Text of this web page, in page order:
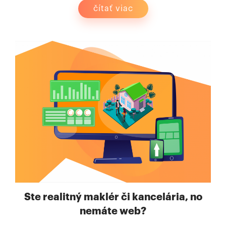
čítať viac
Ste realitný maklér či kancelária, no
nemáte web?